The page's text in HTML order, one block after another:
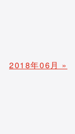
2018年06月 »